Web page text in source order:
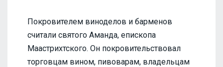
Покровителем виноделов и барменов
считали святого Аманда, епископа
Маастрихтского. Он покровительствовал
торговцам вином, пивоварам, владельцам